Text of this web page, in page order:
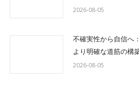
2026-08-05
不確実性から自信へ
より明確な道筋の構
2026-08-05